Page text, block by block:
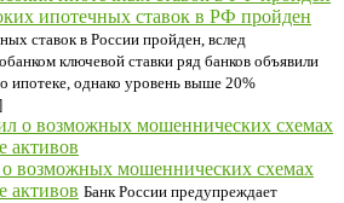
ипотечных ставок в РФ пройден
ставок в России пройден, вслед
ключевой ставки ряд банков объявили
ипотеке, однако уровень выше 20%
возможных мошеннических схемах
активов Банк России предупреждает